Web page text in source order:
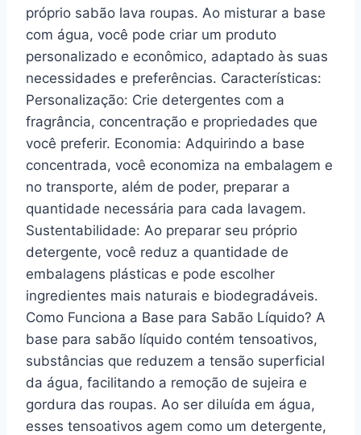
próprio sabão lava roupas. Ao misturar a base
com água, você pode criar um produto
personalizado e econômico, adaptado às suas
necessidades e preferências. Características:
Personalização: Crie detergentes com a
fragrância, concentração e propriedades que
você preferir. Economia: Adquirindo a base
concentrada, você economiza na embalagem e
no transporte, além de poder, preparar a
quantidade necessária para cada lavagem.
Sustentabilidade: Ao preparar seu próprio
detergente, você reduz a quantidade de
embalagens plásticas e pode escolher
ingredientes mais naturais e biodegradáveis.
Como Funciona a Base para Sabão Líquido? A
base para sabão líquido contém tensoativos,
substâncias que reduzem a tensão superficial
da água, facilitando a remoção de sujeira e
gordura das roupas. Ao ser diluída em água,
esses tensoativos agem como um detergente,